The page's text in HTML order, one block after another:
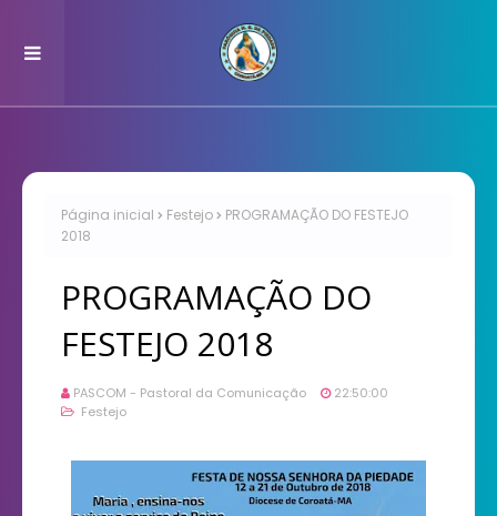
Página inicial Festejo
PROGRAMAÇÃO DO FESTEJO
2018
PROGRAMAÇÃO DO
FESTEJO 2018
PASCOM - Pastoral da Comunicação
22:50:00
Festejo